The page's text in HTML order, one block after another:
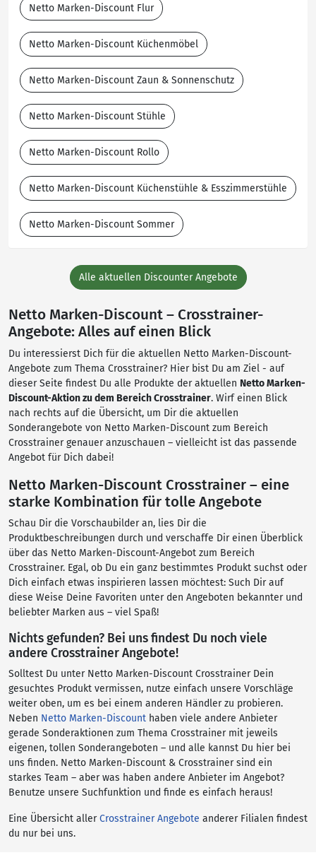
Netto Marken-Discount Flur
Netto Marken-Discount Küchenmöbel
Netto Marken-Discount Zaun & Sonnenschutz
Netto Marken-Discount Stühle
Netto Marken-Discount Rollo
Netto Marken-Discount Küchenstühle & Esszimmerstühle
Netto Marken-Discount Sommer
Alle aktuellen Discounter Angebote
Netto Marken-Discount – Crosstrainer-
Angebote: Alles auf einen Blick
Du interessierst Dich für die aktuellen Netto Marken-Discount-
Angebote zum Thema Crosstrainer? Hier bist Du am Ziel - auf
dieser Seite findest Du alle Produkte der aktuellen Netto Marken-
Discount-Aktion zu dem Bereich Crosstrainer. Wirf einen Blick
nach rechts auf die Übersicht, um Dir die aktuellen
Sonderangebote von Netto Marken-Discount zum Bereich
Crosstrainer genauer anzuschauen – vielleicht ist das passende
Angebot für Dich dabei!
Netto Marken-Discount Crosstrainer – eine
starke Kombination für tolle Angebote
Schau Dir die Vorschaubilder an, lies Dir die
Produktbeschreibungen durch und verschaffe Dir einen Überblick
über das Netto Marken-Discount-Angebot zum Bereich
Crosstrainer. Egal, ob Du ein ganz bestimmtes Produkt suchst oder
Dich einfach etwas inspirieren lassen möchtest: Such Dir auf
diese Weise Deine Favoriten unter den Angeboten bekannter und
beliebter Marken aus – viel Spaß!
Nichts gefunden? Bei uns findest Du noch viele
andere Crosstrainer Angebote!
Solltest Du unter Netto Marken-Discount Crosstrainer Dein
gesuchtes Produkt vermissen, nutze einfach unsere Vorschläge
weiter oben, um es bei einem anderen Händler zu probieren.
Neben Netto Marken-Discount haben viele andere Anbieter
gerade Sonderaktionen zum Thema Crosstrainer mit jeweils
eigenen, tollen Sonderangeboten – und alle kannst Du hier bei
uns finden. Netto Marken-Discount & Crosstrainer sind ein
starkes Team – aber was haben andere Anbieter im Angebot?
Benutze unsere Suchfunktion und finde es einfach heraus!
Eine Übersicht allerCrosstrainer Angebote anderer Filialen findest
du nur bei uns.